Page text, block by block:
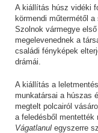
A kiállítás húsz vidéki
körmendi műtermétől
Szolnok vármegye
megelevenednek a
családi fényképek
drámái.
A kiállítás a
munkatársai a húszas
megtelt polcairól
a feledésből mentették
Vágatlanul egyszerre